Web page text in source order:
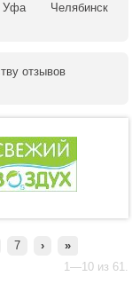
Уфа
Челябинск
отзывов
7 ›
»
1—10 из 61.